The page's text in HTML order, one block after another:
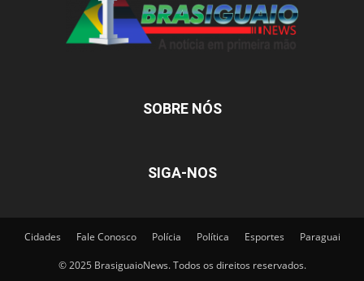
SOBRE NÓS
SIGA-NOS
Cidades Fale Conosco Polícia Política Esportes Paraguai
© 2025 BrasiguaioNews. Todos os direitos reservados.